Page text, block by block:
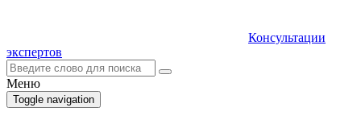
Консультации
экспертов
Меню
Toggle navigation